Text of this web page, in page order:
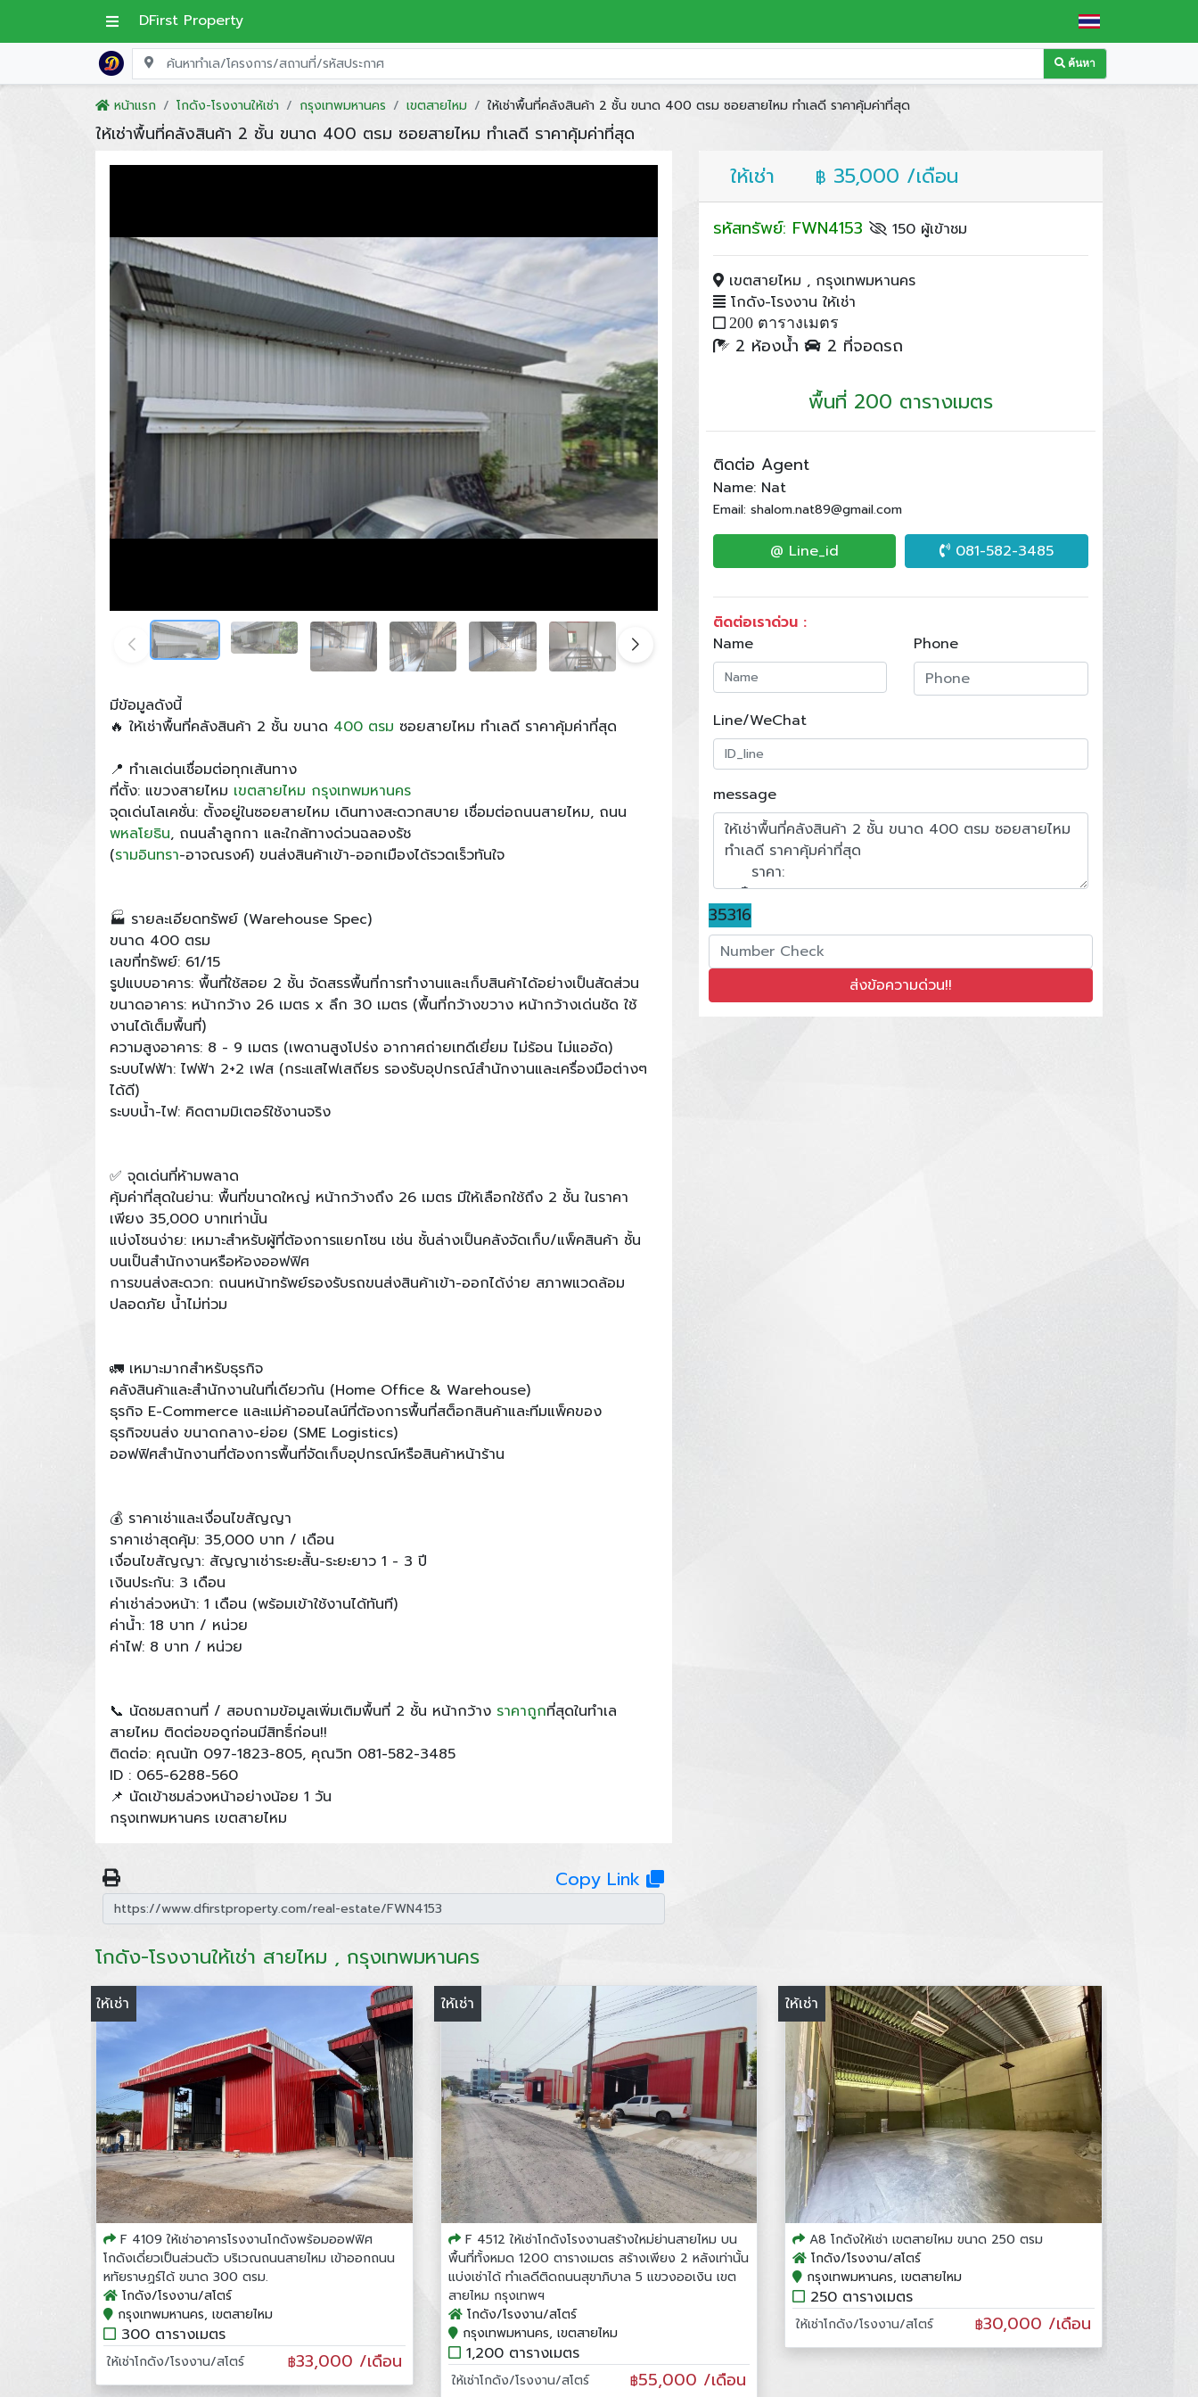
DFirst Property
ค้นหา
หน้าแรก โกดัง-โรงงานให้เช่า กรุงเทพมหานคร เขตสายไหม ให้เช่าพื้นที่คลังสินค้า 2 ชั้น ขนาด 400 ตรม ซอยสายไหม ทำเลดี ราคาคุ้มค่าที่สุด
ให้เช่าพื้นที่คลังสินค้า 2 ชั้น ขนาด 400 ตรม ซอยสายไหม ทำเลดี ราคาคุ้มค่าที่สุด
มีข้อมูลดังนี้
🔥 ให้เช่าพื้นที่คลังสินค้า 2 ชั้น ขนาด 400 ตรม ซอยสายไหม ทำเลดี ราคาคุ้มค่าที่สุด
📍 ทำเลเด่นเชื่อมต่อทุกเส้นทาง
ที่ตั้ง: แขวงสายไหม เขตสายไหม กรุงเทพมหานคร
จุดเด่นโลเคชั่น: ตั้งอยู่ในซอยสายไหม เดินทางสะดวกสบาย เชื่อมต่อถนนสายไหม, ถนน
พหลโยธิน, ถนนลำลูกกา และใกล้ทางด่วนฉลองรัช
(รามอินทรา-อาจณรงค์) ขนส่งสินค้าเข้า-ออกเมืองได้รวดเร็วทันใจ
🏭 รายละเอียดทรัพย์ (Warehouse Spec)
ขนาด 400 ตรม
เลขที่ทรัพย์: 61/15
รูปแบบอาคาร: พื้นที่ใช้สอย 2 ชั้น จัดสรรพื้นที่การทำงานและเก็บสินค้าได้อย่างเป็นสัดส่วน
ขนาดอาคาร: หน้ากว้าง 26 เมตร x ลึก 30 เมตร (พื้นที่กว้างขวาง หน้ากว้างเด่นชัด ใช้
งานได้เต็มพื้นที่)
ความสูงอาคาร: 8 - 9 เมตร (เพดานสูงโปร่ง อากาศถ่ายเทดีเยี่ยม ไม่ร้อน ไม่แออัด)
ระบบไฟฟ้า: ไฟฟ้า 2+2 เฟส (กระแสไฟเสถียร รองรับอุปกรณ์สำนักงานและเครื่องมือต่างๆ
ได้ดี)
ระบบน้ำ-ไฟ: คิดตามมิเตอร์ใช้งานจริง
✅ จุดเด่นที่ห้ามพลาด
คุ้มค่าที่สุดในย่าน: พื้นที่ขนาดใหญ่ หน้ากว้างถึง 26 เมตร มีให้เลือกใช้ถึง 2 ชั้น ในราคา
เพียง 35,000 บาทเท่านั้น
แบ่งโซนง่าย: เหมาะสำหรับผู้ที่ต้องการแยกโซน เช่น ชั้นล่างเป็นคลังจัดเก็บ/แพ็คสินค้า ชั้น
บนเป็นสำนักงานหรือห้องออฟฟิศ
การขนส่งสะดวก: ถนนหน้าทรัพย์รองรับรถขนส่งสินค้าเข้า-ออกได้ง่าย สภาพแวดล้อม
ปลอดภัย น้ำไม่ท่วม
🚛 เหมาะมากสำหรับธุรกิจ
คลังสินค้าและสำนักงานในที่เดียวกัน (Home Office & Warehouse)
ธุรกิจ E-Commerce และแม่ค้าออนไลน์ที่ต้องการพื้นที่สต็อกสินค้าและทีมแพ็คของ
ธุรกิจขนส่ง ขนาดกลาง-ย่อย (SME Logistics)
ออฟฟิศสำนักงานที่ต้องการพื้นที่จัดเก็บอุปกรณ์หรือสินค้าหน้าร้าน
💰 ราคาเช่าและเงื่อนไขสัญญา
ราคาเช่าสุดคุ้ม: 35,000 บาท / เดือน
เงื่อนไขสัญญา: สัญญาเช่าระยะสั้น-ระยะยาว 1 - 3 ปี
เงินประกัน: 3 เดือน
ค่าเช่าล่วงหน้า: 1 เดือน (พร้อมเข้าใช้งานได้ทันที)
ค่าน้ำ: 18 บาท / หน่วย
ค่าไฟ: 8 บาท / หน่วย
📞 นัดชมสถานที่ / สอบถามข้อมูลเพิ่มเติมพื้นที่ 2 ชั้น หน้ากว้าง ราคาถูกที่สุดในทำเล
สายไหม ติดต่อขอดูก่อนมีสิทธิ์ก่อน!!
ติดต่อ: คุณนัท 097-1823-805, คุณวิท 081-582-3485
ID : 065-6288-560
📌 นัดเข้าชมล่วงหน้าอย่างน้อย 1 วัน
กรุงเทพมหานคร เขตสายไหม
Copy Link
ให้เช่า ฿ 35,000 /เดือน
รหัสทรัพย์: FWN4153 150 ผู้เข้าชม
เขตสายไหม , กรุงเทพมหานคร
โกดัง-โรงงาน ให้เช่า
200 ตารางเมตร
2 ห้องน้ำ 2 ที่จอดรถ
พื้นที่ 200 ตารางเมตร
ติดต่อ Agent
Name: Nat
Email: shalom.nat89@gmail.com
@ Line_id 081-582-3485
ติดต่อเราด่วน :
Name
Phone
Line/WeChat
message
35316
โกดัง-โรงงานให้เช่า สายไหม , กรุงเทพมหานคร
ให้เช่า
F 4109 ให้เช่าอาคารโรงงานโกดังพร้อมออฟฟิศ
โกดังเดี่ยวเป็นส่วนตัว บริเวณถนนสายไหม เข้าออกถนน
หทัยราษฏร์ได้ ขนาด 300 ตรม.
โกดัง/โรงงาน/สโตร์
กรุงเทพมหานคร, เขตสายไหม
300 ตารางเมตร
ให้เช่าโกดัง/โรงงาน/สโตร์ ฿33,000 /เดือน
ให้เช่า
F 4512 ให้เช่าโกดังโรงงานสร้างใหม่ย่านสายไหม บน
พื้นที่ทั้งหมด 1200 ตารางเมตร สร้างเพียง 2 หลังเท่านั้น
แบ่งเช่าได้ ทำเลดีติดถนนสุขาภิบาล 5 แขวงออเงิน เขต
สายไหม กรุงเทพฯ
โกดัง/โรงงาน/สโตร์
กรุงเทพมหานคร, เขตสายไหม
1,200 ตารางเมตร
ให้เช่าโกดัง/โรงงาน/สโตร์ ฿55,000 /เดือน
ให้เช่า
A8 โกดังให้เช่า เขตสายไหม ขนาด 250 ตรม
โกดัง/โรงงาน/สโตร์
กรุงเทพมหานคร, เขตสายไหม
250 ตารางเมตร
ให้เช่าโกดัง/โรงงาน/สโตร์ ฿30,000 /เดือน